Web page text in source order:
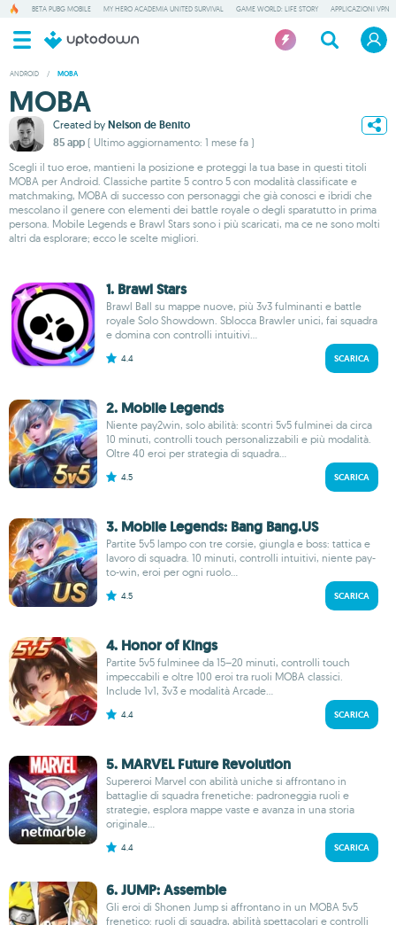
BETA PUBG MOBILE MY HERO ACADEMIA UNITED SURVIVAL GAME WORLD: LIFE STORY APPLICAZIONI VPN
ANDROID / MOBA
MOBA
Created by Nelson de Benito
85 app ( Ultimo aggiornamento: 1 mese fa )
Scegli il tuo eroe, mantieni la posizione e proteggi la tua base in questi titoli
MOBA per Android. Classiche partite 5 contro 5 con modalità classificate e
matchmaking, MOBA di successo con personaggi che già conosci e ibridi che
mescolano il genere con elementi dei battle royale o degli sparatutto in prima
persona. Mobile Legends e Brawl Stars sono i più scaricati, ma ce ne sono molti
altri da esplorare; ecco le scelte migliori.
1. Brawl Stars
Brawl Ball su mappe nuove, più 3v3 fulminanti e battle
royale Solo Showdown. Sblocca Brawler unici, fai squadra
e domina con controlli intuitivi...
4.4 SCARICA
2. Mobile Legends
Niente pay2win, solo abilità: scontri 5v5 fulminei da circa
10 minuti, controlli touch personalizzabili e più modalità.
Oltre 40 eroi per strategia di squadra...
4.5 SCARICA
3. Mobile Legends: Bang Bang.US
Partite 5v5 lampo con tre corsie, giungla e boss: tattica e
lavoro di squadra. 10 minuti, controlli intuitivi, niente pay-
to-win, eroi per ogni ruolo...
4.5 SCARICA
4. Honor of Kings
Partite 5v5 fulminee da 15–20 minuti, controlli touch
impeccabili e oltre 100 eroi tra ruoli MOBA classici.
Include 1v1, 3v3 e modalità Arcade...
4.4 SCARICA
5. MARVEL Future Revolution
Supereroi Marvel con abilità uniche si affrontano in
battaglie di squadra frenetiche: padroneggia ruoli e
strategie, esplora mappe vaste e avanza in una storia
originale...
4.4 SCARICA
6. JUMP: Assemble
Gli eroi di Shonen Jump si affrontano in un MOBA 5v5
frenetico: ruoli di squadra, abilità spettacolari e controlli